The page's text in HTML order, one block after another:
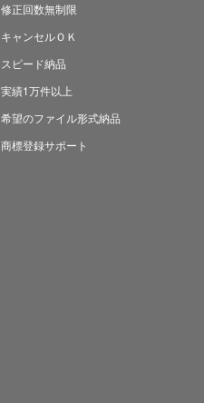
修正回数無制限
キャンセルＯＫ
スピード納品
実績1万件以上
希望のファイル形式納品
商標登録サポート